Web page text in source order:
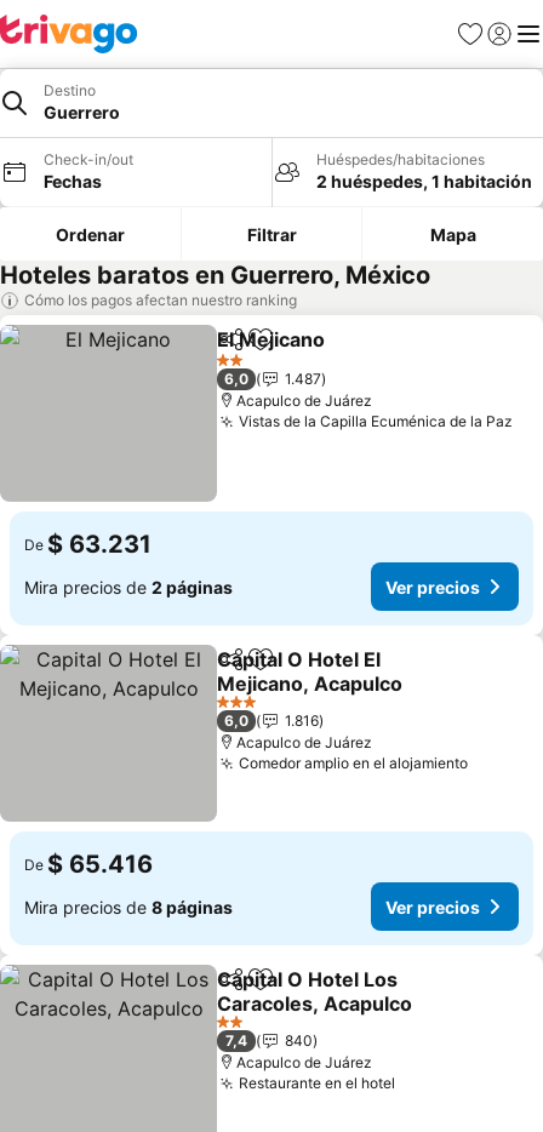
Favoritos
Iniciar
Destino
Guerrero
Check-in/out
Fechas
Huéspedes/habitaciones
2 huéspedes, 1 habitación
Ordenar Filtrar Mapa
Hoteles baratos en Guerrero, México
Cómo los pagos afectan nuestro ranking
CompartirAgregar a favoritos
El Mejicano
2 Estrellas
6,0
1.487
Acapulco de Juárez
Vistas de la Capilla Ecuménica de la Paz
De $ 63.231
Mira precios de 2 páginas Ver precios
CompartirAgregar a favoritos
Capital O Hotel El
Mejicano, Acapulco
3 Estrellas
6,0
1.816
Acapulco de Juárez
Comedor amplio en el alojamiento
De $ 65.416
Mira precios de 8 páginas Ver precios
CompartirAgregar a favoritos
Capital O Hotel Los
Caracoles, Acapulco
2 Estrellas
7,4
840
Acapulco de Juárez
Restaurante en el hotel